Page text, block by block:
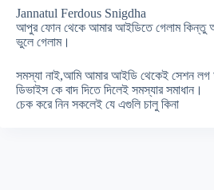
Jannatul Ferdous Snigdha
আপুর ফোন থেকে আমার আইডিতে গেলাম
ভুলে গেলাম।
সমস্যা নাই,আমি আমার আইডি থেকেই সেশন
ডিভাইস কে বাদ দিতে দিলেই সমস্যার সমাধান।
চেক করে নিন সকলেই যে এগুলি চালু কিনা